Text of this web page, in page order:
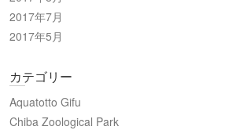
2017年7月
2017年5月
カテゴリー
Aquatotto Gifu
Chiba Zoological Park